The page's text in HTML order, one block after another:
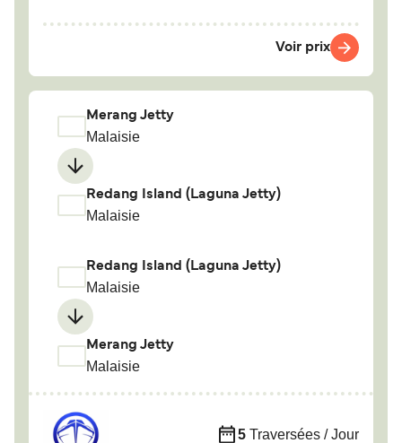
Voir prix
Merang Jetty
Malaisie
Redang Island (Laguna Jetty)
Malaisie
Redang Island (Laguna Jetty)
Malaisie
Merang Jetty
Malaisie
5 Traversées / Jour